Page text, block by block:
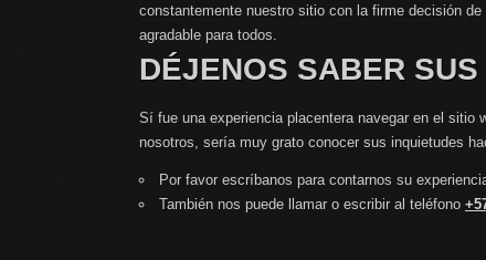
constantemente nuestro sitio con la firme decisión
agradable para todos.
DÉJENOS SABER
Sí fue una experiencia placentera navegar en el sitio
nosotros, sería muy grato conocer sus inquietudes
Por favor escríbanos para contarnos su
También nos puede llamar o escribir al teléfono